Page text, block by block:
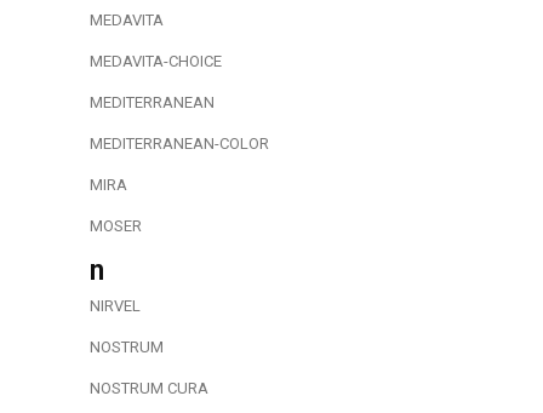
MEDAVITA
MEDAVITA-CHOICE
MEDITERRANEAN
MEDITERRANEAN-COLOR
MIRA
MOSER
n
NIRVEL
NOSTRUM
NOSTRUM CURA